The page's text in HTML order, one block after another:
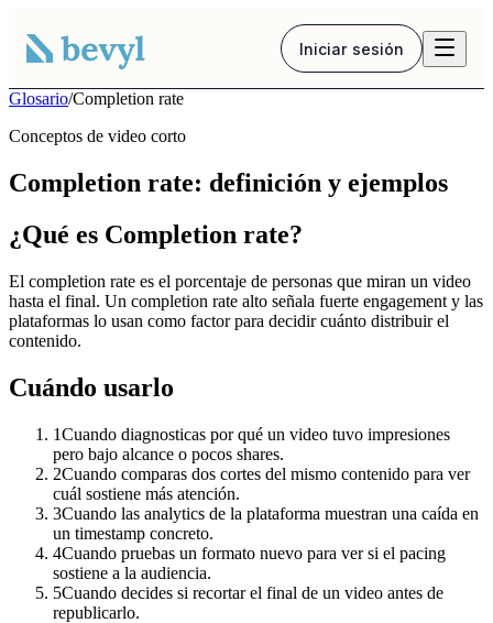
Iniciar sesión
Glosario/Completion rate
Conceptos de video corto
Completion rate: definición y ejemplos
¿Qué es Completion rate?
El completion rate es el porcentaje de personas que miran un video
hasta el final. Un completion rate alto señala fuerte engagement y las
plataformas lo usan como factor para decidir cuánto distribuir el
contenido.
Cuándo usarlo
1Cuando diagnosticas por qué un video tuvo impresiones
pero bajo alcance o pocos shares.
2Cuando comparas dos cortes del mismo contenido para ver
cuál sostiene más atención.
3Cuando las analytics de la plataforma muestran una caída en
un timestamp concreto.
4Cuando pruebas un formato nuevo para ver si el pacing
sostiene a la audiencia.
5Cuando decides si recortar el final de un video antes de
republicarlo.